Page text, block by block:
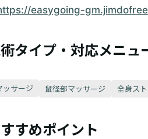
easygoing-
タイプ・対応メニュ
ッサージ 鼠径部マッサージ 全身ス
すめポイント